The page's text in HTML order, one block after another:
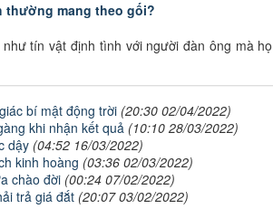
thường mang theo gối?
tín vật định tình với người đàn ông mà họ
bí mật động trời (20:30 02/04/2022)
khi nhận kết quả (10:10 28/03/2022)
dậy (04:52 16/03/2022)
kinh hoàng (03:36 02/03/2022)
chào đời (00:24 07/02/2022)
trả giá đắt (20:07 03/02/2022)